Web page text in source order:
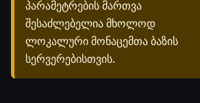
პარამეტრების მართვა
შესაძლებელია მხოლოდ
ლოკალური მონაცემთა ბაზის
სერვერებისთვის.